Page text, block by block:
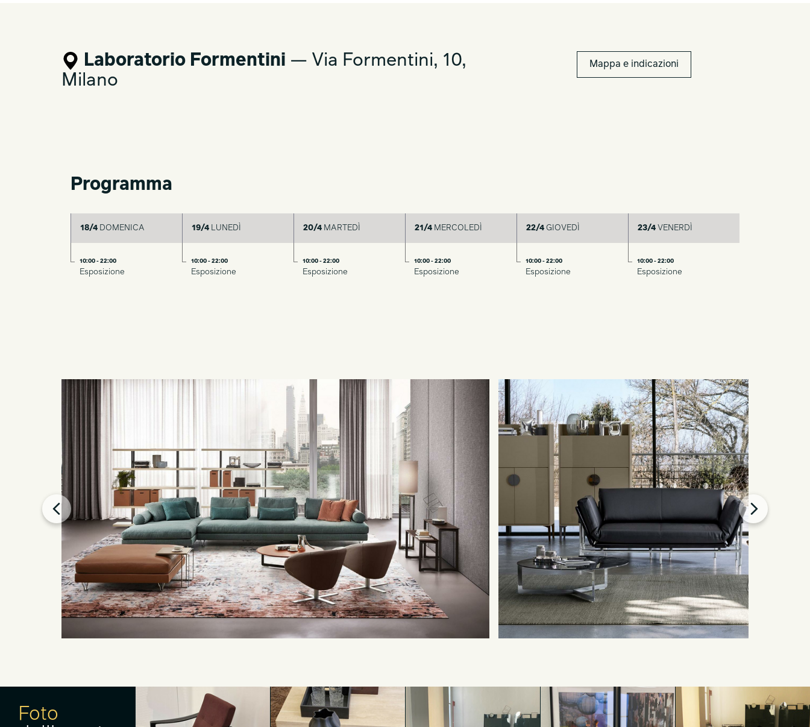
Laboratorio Formentini — Via Formentini, 10,
Milano
Mappa e indicazioni
Programma
18/4 DOMENICA
10:00 - 22:00
Esposizione
19/4LUNEDÌ
10:00 - 22:00
Esposizione
20/4MARTEDÌ
10:00 - 22:00
Esposizione
21/4MERCOLEDÌ
10:00 - 22:00
Esposizione
22/4GIOVEDÌ
10:00 - 22:00
Esposizione
23/4VENERDÌ
10:00 - 22:00
Esposizione
Foto